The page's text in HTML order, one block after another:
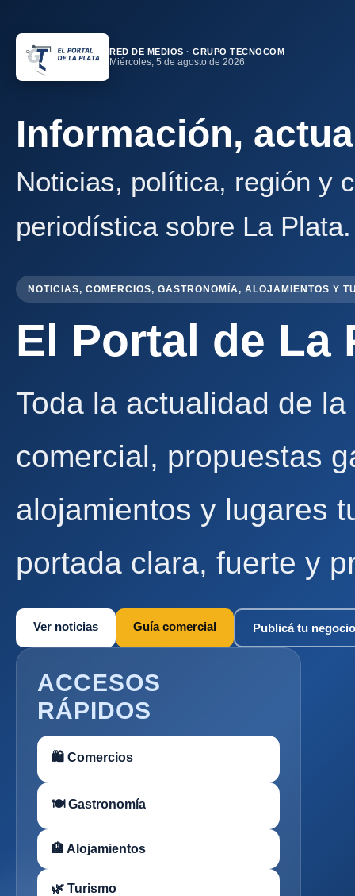
RED DE MEDIOS · GRUPO TECNOCOM
Miércoles, 5 de agosto de 2026
Información,
Noticias, política, región y
periodística sobre La Plata.
NOTICIAS, COMERCIOS, GASTRONOMÍA, ALOJAMIENTOS Y
El Portal de La
Toda la actualidad de
comercial, propuestas
alojamientos y lugares
portada clara, fuerte y
Ver noticias Guía comercial Publicá tu negocio
ACCESOS
RÁPIDOS
🛍 Comercios
🍽 Gastronomía
🏨 Alojamientos
🌿 Turismo